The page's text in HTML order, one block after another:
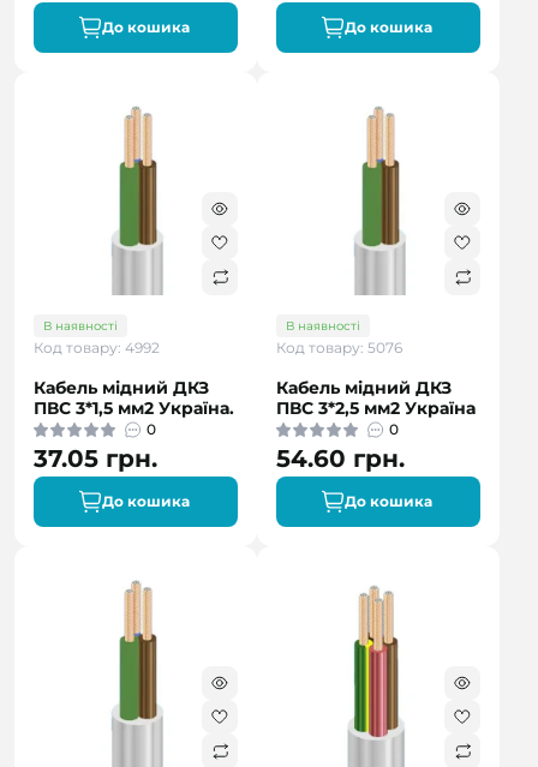
До кошика До кошика
В наявності
Код товару: 4992
Кабель мідний ДКЗ
ПВС 3*1,5 мм2 Україна.
0
37.05 грн.
До кошика
В наявності
Код товару: 5076
Кабель мідний ДКЗ
ПВС 3*2,5 мм2 Україна
0
54.60 грн.
До кошика